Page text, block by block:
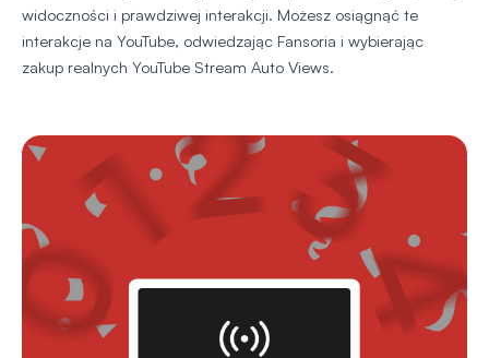
widoczności i prawdziwej interakcji. Możesz osiągnąć te
interakcje na YouTube, odwiedzając Fansoria i wybierając
zakup realnych YouTube Stream Auto Views.